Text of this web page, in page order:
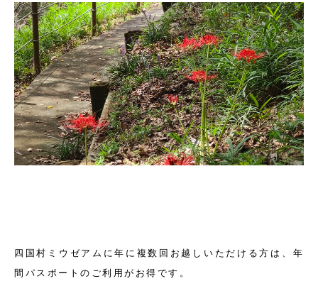
四国村ミウゼアムに年に複数回お越しいただける方は、年
間パスポートのご利用がお得です。